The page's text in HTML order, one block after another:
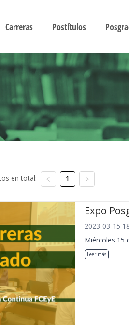
Carreras Postítulos
en total: 1
Expo
2023-03-15
Miércoles 15
Leer más